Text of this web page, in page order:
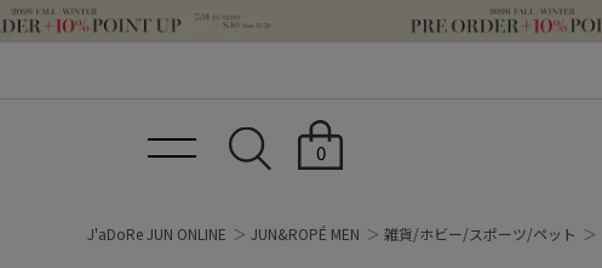
0
J'aDoRe JUN ONLINE JUN&ROPÉ MEN 雑貨/ホビー/スポーツ/ペット